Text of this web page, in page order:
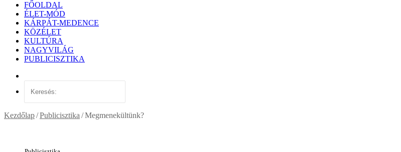
FŐOLDAL
ÉLET-MÓD
KÁRPÁT-MEDENCE
KÖZÉLET
KULTÚRA
NAGYVILÁG
PUBLICISZTIKA
Kezdőlap/Publicisztika /Megmenekültünk?